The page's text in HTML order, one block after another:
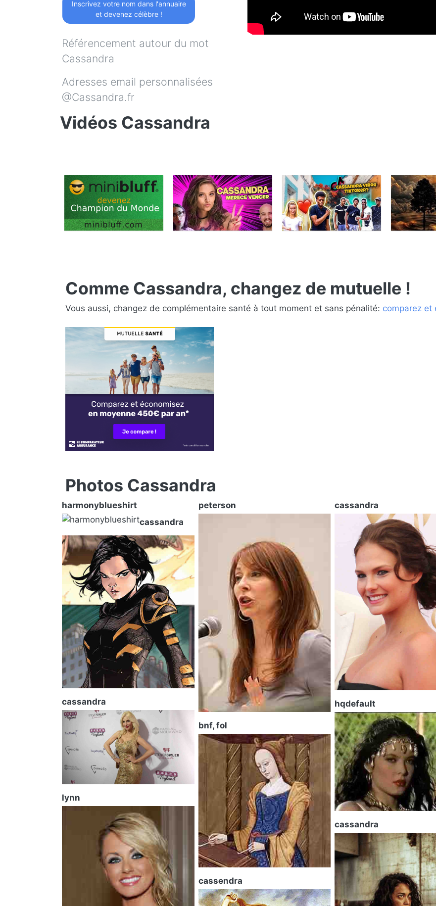
Inscrivez votre nom dans l'annuaire
et devenez célèbre !
Référencement autour du mot
Cassandra
Adresses email personnalisées
@Cassandra.fr
Vidéos Cassandra
Comme Cassandra, changez de mutuelle !
Vous aussi, changez de complémentaire santé à tout moment et sans pénalité: comparez et
Photos Cassandra
harmonyblueshirt
cassandra
cassandra
lynn
peterson
bnf, fol
cassendra
cassandra
hqdefault
cassandra